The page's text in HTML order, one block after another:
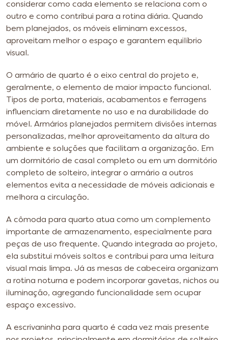
considerar como cada elemento se relaciona com o
outro e como contribui para a rotina diária. Quando
bem planejados, os móveis eliminam excessos,
aproveitam melhor o espaço e garantem equilíbrio
visual.
O armário de quarto é o eixo central do projeto e,
geralmente, o elemento de maior impacto funcional.
Tipos de porta, materiais, acabamentos e ferragens
influenciam diretamente no uso e na durabilidade do
móvel. Armários planejados permitem divisões internas
personalizadas, melhor aproveitamento da altura do
ambiente e soluções que facilitam a organização. Em
um dormitório de casal completo ou em um dormitório
completo de solteiro, integrar o armário a outros
elementos evita a necessidade de móveis adicionais e
melhora a circulação.
A cômoda para quarto atua como um complemento
importante de armazenamento, especialmente para
peças de uso frequente. Quando integrada ao projeto,
ela substitui móveis soltos e contribui para uma leitura
visual mais limpa. Já as mesas de cabeceira organizam
a rotina noturna e podem incorporar gavetas, nichos ou
iluminação, agregando funcionalidade sem ocupar
espaço excessivo.
A escrivaninha para quarto é cada vez mais presente